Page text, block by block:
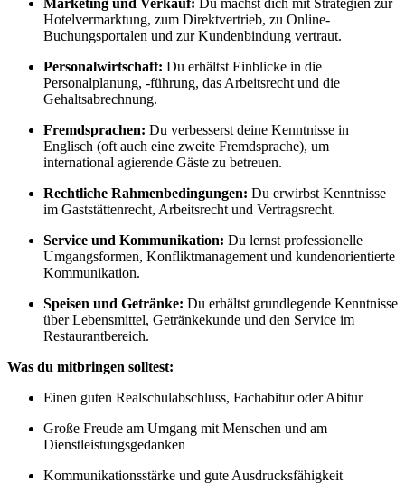
Hotelvermarktung, zum Direktvertrieb, zu Online-
Buchungsportalen und zur Kundenbindung vertraut.
Personalwirtschaft: Du erhältst Einblicke in die
Personalplanung, -führung, das Arbeitsrecht und die
Gehaltsabrechnung.
Fremdsprachen: Du verbesserst deine Kenntnisse in
Englisch (oft auch eine zweite Fremdsprache), um
international agierende Gäste zu betreuen.
Rechtliche Rahmenbedingungen: Du erwirbst Kenntnisse
im Gaststättenrecht, Arbeitsrecht und Vertragsrecht.
Service und Kommunikation: Du lernst professionelle
Umgangsformen, Konfliktmanagement und kundenorientierte
Kommunikation.
Speisen und Getränke: Du erhältst grundlegende Kenntnisse
über Lebensmittel, Getränkekunde und den Service im
Restaurantbereich.
Was du mitbringen solltest:
Einen guten Realschulabschluss, Fachabitur oder Abitur
Große Freude am Umgang mit Menschen und am
Dienstleistungsgedanken
Kommunikationsstärke und gute Ausdrucksfähigkeit